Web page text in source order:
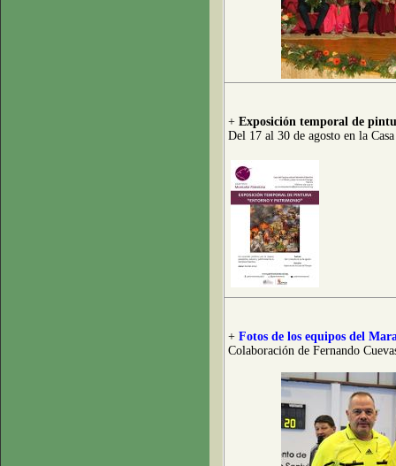
+ Exposición temporal de
Del 17 al 30 de agosto en la
+ Fotos de los equipos del
Colaboración de Fernando